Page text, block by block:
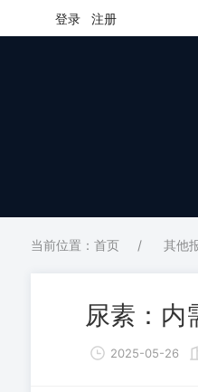
登录 注册
当前位置：首页 / 其他
尿素：内
2025-05-26